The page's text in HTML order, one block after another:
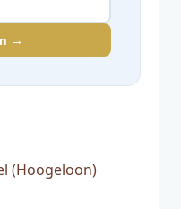
→
(Hoogeloon)